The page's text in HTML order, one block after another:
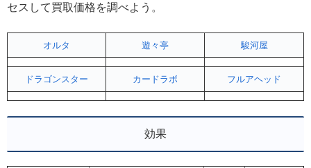
セスして買取価格を調べよう。
オルタ 遊々亭 駿河屋
ドラゴンスター カードラボ フルアヘッド
効果